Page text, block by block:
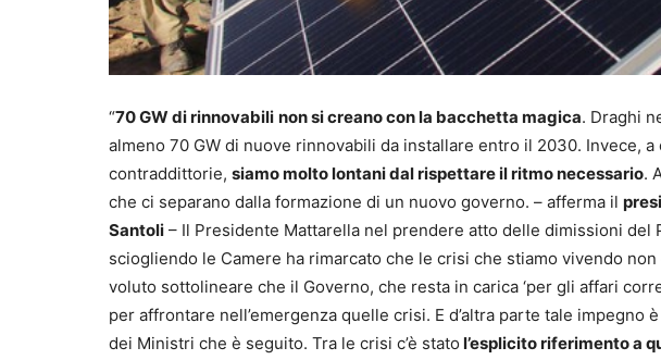
“70 GW di rinnovabili non si creano con la bacchetta magica. Draghi
almeno 70 GW di nuove rinnovabili da installare entro il 2030. Invece,
contraddittorie, siamo molto lontani dal rispettare il ritmo necessario.
che ci separano dalla formazione di un nuovo governo. – afferma il
Santoli – Il Presidente Mattarella nel prendere atto delle dimissioni del
sciogliendo le Camere ha rimarcato che le crisi che stiamo vivendo
voluto sottolineare che il Governo, che resta in carica ‘per gli affari
per affrontare nell’emergenza quelle crisi. E d’altra parte tale
dei Ministri che è seguito. Tra le crisi c’è stato l’esplicito riferimento a